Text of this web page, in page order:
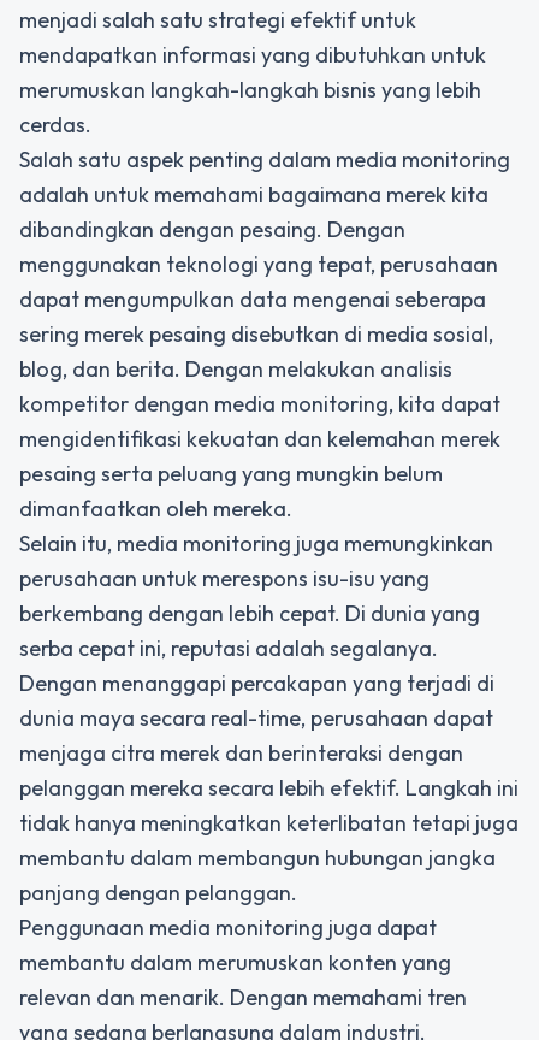
menjadi salah satu strategi efektif untuk
mendapatkan informasi yang dibutuhkan untuk
merumuskan langkah-langkah bisnis yang lebih
cerdas.
Salah satu aspek penting dalam media monitoring
adalah untuk memahami bagaimana merek kita
dibandingkan dengan pesaing. Dengan
menggunakan teknologi yang tepat, perusahaan
dapat mengumpulkan data mengenai seberapa
sering merek pesaing disebutkan di media sosial,
blog, dan berita. Dengan melakukan analisis
kompetitor dengan media monitoring, kita dapat
mengidentifikasi kekuatan dan kelemahan merek
pesaing serta peluang yang mungkin belum
dimanfaatkan oleh mereka.
Selain itu, media monitoring juga memungkinkan
perusahaan untuk merespons isu-isu yang
berkembang dengan lebih cepat. Di dunia yang
serba cepat ini, reputasi adalah segalanya.
Dengan menanggapi percakapan yang terjadi di
dunia maya secara real-time, perusahaan dapat
menjaga citra merek dan berinteraksi dengan
pelanggan mereka secara lebih efektif. Langkah ini
tidak hanya meningkatkan keterlibatan tetapi juga
membantu dalam membangun hubungan jangka
panjang dengan pelanggan.
Penggunaan media monitoring juga dapat
membantu dalam merumuskan konten yang
relevan dan menarik. Dengan memahami tren
yang sedang berlangsung dalam industri,